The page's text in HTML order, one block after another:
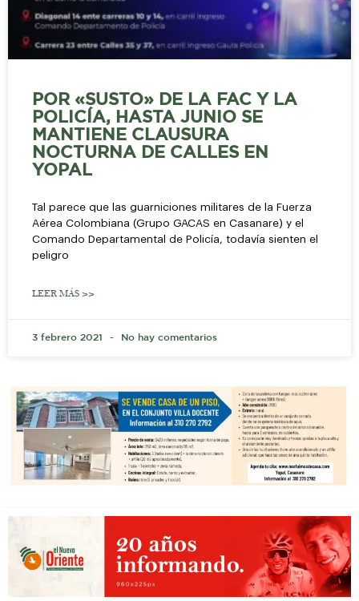
POR «SUSTO» DE LA FAC Y LA
POLICÍA, HASTA JUNIO SE
MANTIENE CLAUSURA
NOCTURNA DE CALLES EN
YOPAL
Tal parece que las guarniciones militares de la Fuerza
Aérea Colombiana (Grupo GACAS en Casanare) y el
Comando Departamental de Policía, todavía sienten el
peligro
LEER MÁS >>
3 febrero 2021 No hay comentarios